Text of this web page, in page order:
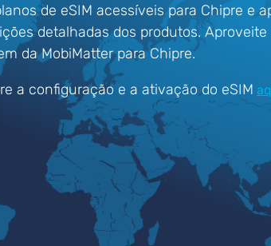
de eSIM acessíveis para Chipre e
detalhadas dos produtos.
da MobiMatter para Chipre.
a configuração e a ativação do eSIM